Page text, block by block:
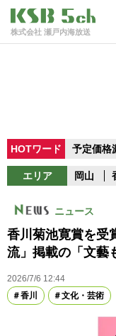
株式会社 瀬戸内海放送
HOTワード 予定価格
エリア 岡山
ニュース
香川菊池寛賞を受
流」掲載の「文
2026/7/6 12:44
香川
文化・芸術